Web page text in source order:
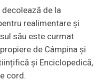
de la
realimentare şi
său este curmat
de Câmpina şi
și Enciclopedică,
cord.